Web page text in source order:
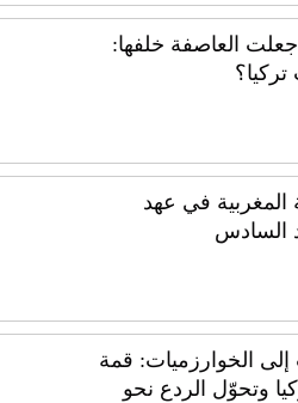
جعلت العاصفة خلفها:
المغربية في عهد
السادس
إلى الخوارزميات: قمة
وتحوّل الردع نحو